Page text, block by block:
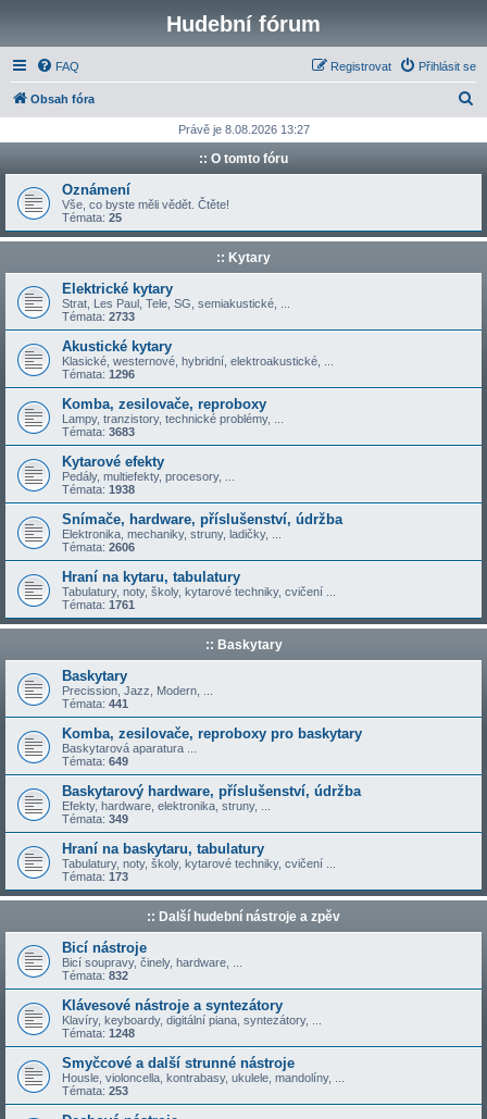
Hudební fórum
FAQ Přihlásit se
Registrovat
Obsah fóra
d
t
Právě je 8.08.2026 13:27
:: O tomto fóru
Oznámení
Vše, co byste měli vědět. Čtěte!
Témata: 25
:: Kytary
Elektrické kytary
Strat, Les Paul, Tele, SG, semiakustické, ...
Témata: 2733
Akustické kytary
Klasické, westernové, hybridní, elektroakustické, ...
Témata: 1296
Komba, zesilovače, reproboxy
Lampy, tranzistory, technické problémy, ...
Témata: 3683
Kytarové efekty
Pedály, multiefekty, procesory, ...
Témata: 1938
Snímače, hardware, příslušenství, údržba
Elektronika, mechaniky, struny, ladičky, ...
Témata: 2606
Hraní na kytaru, tabulatury
Tabulatury, noty, školy, kytarové techniky, cvičení ...
Témata: 1761
:: Baskytary
Baskytary
Precission, Jazz, Modern, ...
Témata: 441
Komba, zesilovače, reproboxy pro baskytary
Baskytarová aparatura ...
Témata: 649
Baskytarový hardware, příslušenství, údržba
Efekty, hardware, elektronika, struny, ...
Témata: 349
Hraní na baskytaru, tabulatury
Tabulatury, noty, školy, kytarové techniky, cvičení ...
Témata: 173
:: Další hudební nástroje a zpěv
Bicí nástroje
Bicí soupravy, činely, hardware, ...
Témata: 832
Klávesové nástroje a syntezátory
Klavíry, keyboardy, digitální piana, syntezátory, ...
Témata: 1248
Smyčcové a další strunné nástroje
Housle, violoncella, kontrabasy, ukulele, mandolíny, ...
Témata: 253